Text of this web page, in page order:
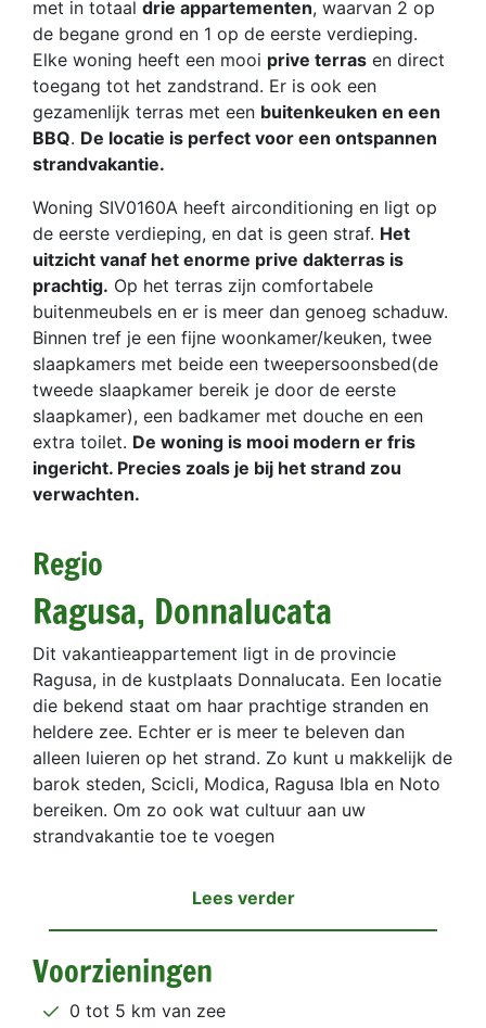
met in totaal drie appartementen, waarvan 2 op
de begane grond en 1 op de eerste verdieping.
Elke woning heeft een mooi prive terras en direct
toegang tot het zandstrand. Er is ook een
gezamenlijk terras met een buitenkeuken en een
BBQ. De locatie is perfect voor een ontspannen
strandvakantie.
Woning SIV0160A heeft airconditioning en ligt op
de eerste verdieping, en dat is geen straf. Het
uitzicht vanaf het enorme prive dakterras is
prachtig. Op het terras zijn comfortabele
buitenmeubels en er is meer dan genoeg schaduw.
Binnen tref je een fijne woonkamer/keuken, twee
slaapkamers met beide een tweepersoonsbed(de
tweede slaapkamer bereik je door de eerste
slaapkamer), een badkamer met douche en een
extra toilet. De woning is mooi modern er fris
ingericht. Precies zoals je bij het strand zou
verwachten.
Regio
Ragusa, Donnalucata
Dit vakantieappartement ligt in de provincie
Ragusa, in de kustplaats Donnalucata. Een locatie
die bekend staat om haar prachtige stranden en
heldere zee. Echter er is meer te beleven dan
alleen luieren op het strand. Zo kunt u makkelijk de
barok steden, Scicli, Modica, Ragusa Ibla en Noto
bereiken. Om zo ook wat cultuur aan uw
strandvakantie toe te voegen
Lees verder
Voorzieningen
0 tot 5 km van zee